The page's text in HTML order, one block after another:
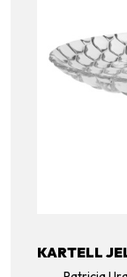
KARTELL